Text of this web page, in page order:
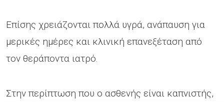
Επίσης χρειάζονται πολλά υγρά, ανάπαυση για
μερικές ημέρες και κλινική επανεξέταση από
τον θεράποντα ιατρό.
Στην περίπτωση που ο ασθενής είναι καπνιστής,